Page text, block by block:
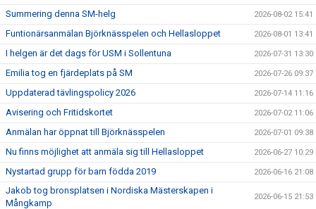
Summering denna SM-helg 2026-08-02 15:41
Funtionärsanmälan Björknässpelen och Hellasloppet 2026-08-01 13:41
I helgen är det dags för USM i Sollentuna 2026-07-31 13:30
Emilia tog en fjärdeplats på SM 2026-07-26 09:37
Uppdaterad tävlingspolicy 2026 2026-07-14 11:16
Avisering och Fritidskortet 2026-07-02 11:06
Anmälan har öppnat till Björknässpelen 2026-07-01 09:38
Nu finns möjlighet att anmäla sig till Hellasloppet 2026-06-27 10:29
Nystartad grupp för barn födda 2019 2026-06-16 21:08
Jakob tog bronsplatsen i Nordiska Mästerskapen i
Mångkamp
2026-06-15 21:53